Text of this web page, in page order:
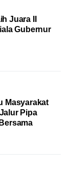
Juara II
Gubernur
Masyarakat
Pipa